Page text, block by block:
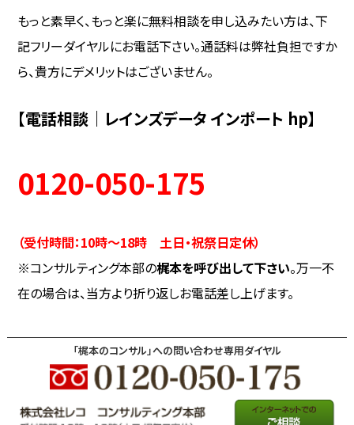
もっと素早く、もっと楽に無料相談を申し込みたい方は、下
記フリーダイヤルにお電話下さい。通話料は弊社負担ですか
ら、貴方にデメリットはございません。
【電話相談｜レインズデータ インポート hp】
0120-050-175
（受付時間：10時～18時 土日・祝祭日定休）
※コンサルティング本部の梶本を呼び出して下さい。万一不
在の場合は、当方より折り返しお電話差し上げます。
「梶本のコンサル」への問い合わせ専用ダイヤル